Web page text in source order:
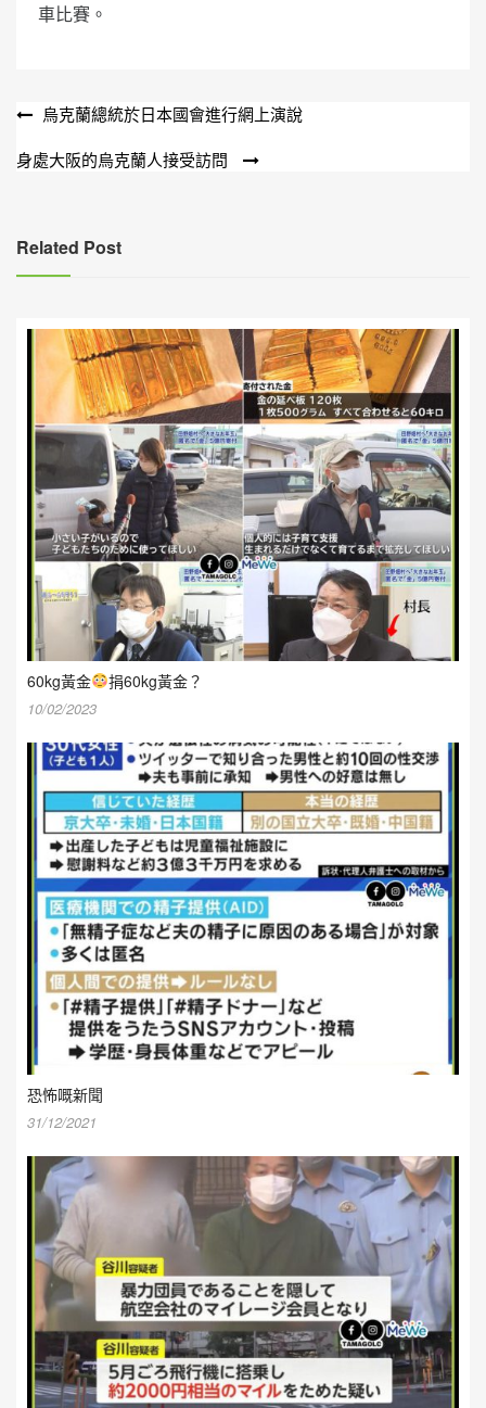
車比賽。
文
章
烏克蘭總統於日本國會進行網上演說
身處大阪的烏克蘭人接受訪問
Related Post
60kg黃金 捐60kg黃金？
10/02/2023
恐怖嘅新聞
31/12/2021